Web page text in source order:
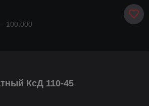
100.000
КсД 110-45